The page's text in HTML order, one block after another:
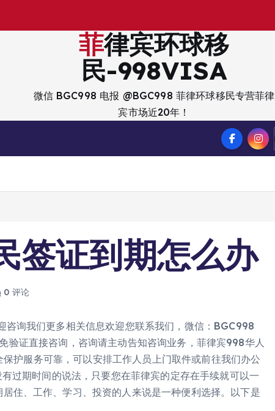
菲律宾环球移
民-998VISA
微信 BGC998 电报 @BGC998 菲律环球移民专营菲律
宾市场近20年！
签证到期怎么办
0 评论
咨询我们更多相关信息欢迎您联系我们，微信：BGC998
证直接咨询，咨询请主动告知咨询业务，菲律宾998华人
护服务可靠，可以安排工作人员上门取件或前往我们办公
过期时间的说法，只要您在菲律宾的定存在手续就可以一
住、工作、学习、投资的人来说是一种便利选择。以下是